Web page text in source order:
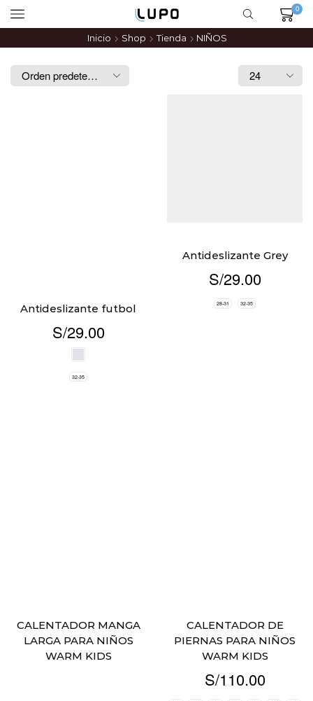
0
Inicio Shop Tienda NIÑOS
Antideslizante futbol
S/29.00
32-35
Antideslizante Grey
S/29.00
28-31 32-35
CALENTADOR MANGA
LARGA PARA NIÑOS
WARM KIDS
CALENTADOR DE
PIERNAS PARA NIÑOS
WARM KIDS
S/110.00